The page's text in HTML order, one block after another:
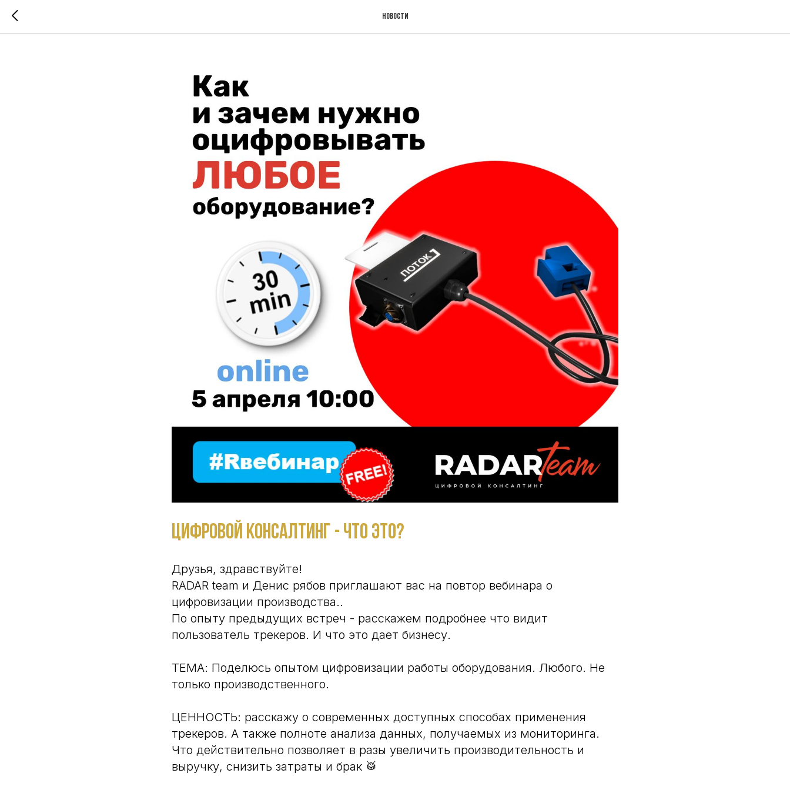
Новости
Цифровой консалтинг - что это?
Друзья, здравствуйте!
RADAR team и Денис рябов приглашают вас на повтор вебинара о
цифровизации производства..
По опыту предыдущих встреч - расскажем подробнее что видит
пользователь трекеров. И что это дает бизнесу.
ТЕМА: Поделюсь опытом цифровизации работы оборудования. Любого. Не
только производственного.
ЦЕННОСТЬ: расскажу о современных доступных способах применения
трекеров. А также полноте анализа данных, получаемых из мониторинга.
Что действительно позволяет в разы увеличить производительность и
выручку, снизить затраты и брак 🥁